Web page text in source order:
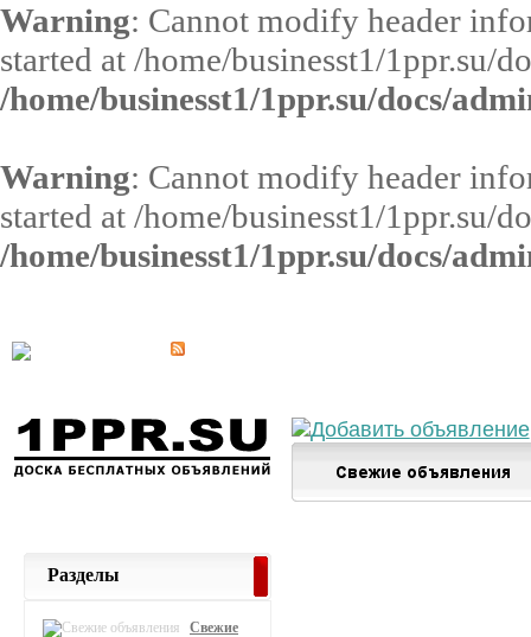
Warning: Cannot modify header
started at /home/businesst1/1ppr.su/
/home/businesst1/1ppr.su/docs/
Warning: Cannot modify header
started at /home/businesst1/1ppr.su/
/home/businesst1/1ppr.su/docs/
Разделы
Свежие